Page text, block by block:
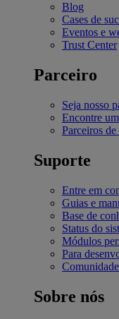
Blog
Cases de
Eventos e
Trust Center
Parceiro
Seja nosso
Encontre
Parceiros
Suporte
Entre em
Guias e
Base de
Status do
Módulos
Para
Comunidade
Sobre nós